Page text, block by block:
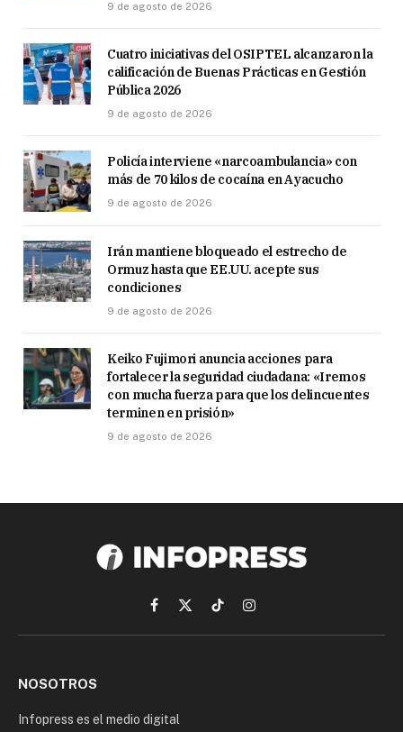
9 de agosto de 2026
Cuatro iniciativas del OSIPTEL alcanzaron la
calificación de Buenas Prácticas en Gestión
Pública 2026
9 de agosto de 2026
Policía interviene «narcoambulancia» con
más de 70 kilos de cocaína en Ayacucho
9 de agosto de 2026
Irán mantiene bloqueado el estrecho de
Ormuz hasta que EE.UU. acepte sus
condiciones
9 de agosto de 2026
Keiko Fujimori anuncia acciones para
fortalecer la seguridad ciudadana: «Iremos
con mucha fuerza para que los delincuentes
terminen en prisión»
9 de agosto de 2026
Facebook
X
(Twitter)
TikTokInstagram
NOSOTROS
Infopress es el medio digital